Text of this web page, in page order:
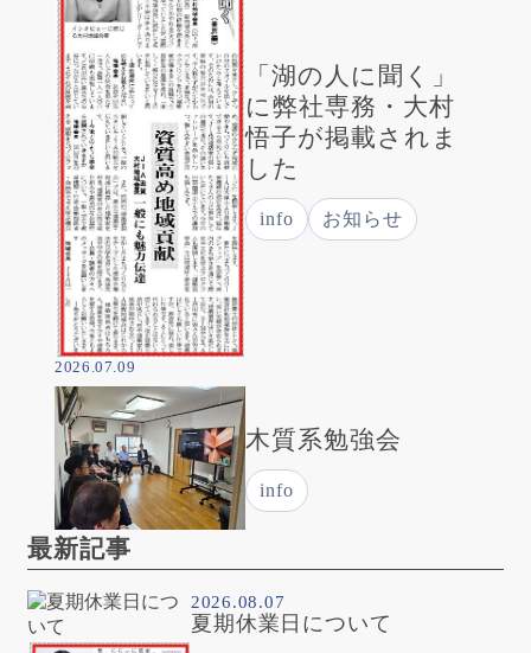
「湖の人に聞く」
に弊社専務・大村
悟子が掲載されま
した
info お知らせ
2026.07.09
木質系勉強会
info
最新記事
2026.08.07
夏期休業日について